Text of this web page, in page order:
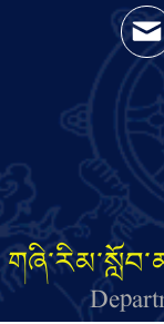
Skip to main content